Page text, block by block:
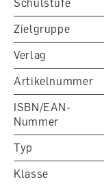
Schulstufe
Zielgruppe
Verlag
Artikelnummer
ISBN/EAN-
Nummer
Typ
Klasse